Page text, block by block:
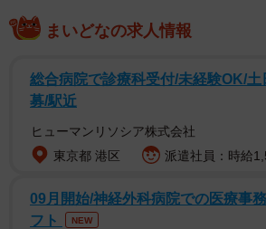
まいどなの求人情報
総合病院で診療科受付/未経験OK/土
募/駅近
ヒューマンリソシア株式会社
東京都 港区
派遣社員：時給
09月開始/神経外科病院での医療事
フト
NEW